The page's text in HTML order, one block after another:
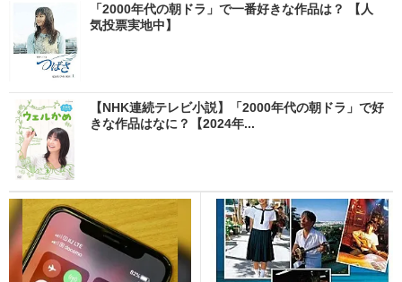
「2000年代の朝ドラ」で一番好きな作品は？ 【人
気投票実地中】
【NHK連続テレビ小説】「2000年代の朝ドラ」で好
きな作品はなに？【2024年...